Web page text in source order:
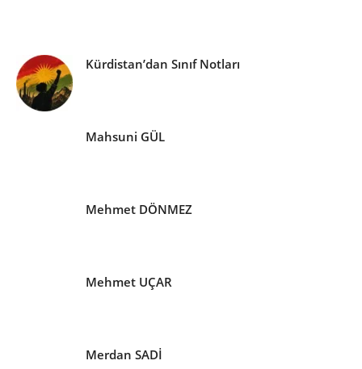
Kürdistan’dan Sınıf Notları
Mahsuni GÜL
Mehmet DÖNMEZ
Mehmet UÇAR
Merdan SADİ